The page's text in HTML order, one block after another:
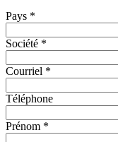
Pays *
Société *
Courriel *
Téléphone
Prénom *